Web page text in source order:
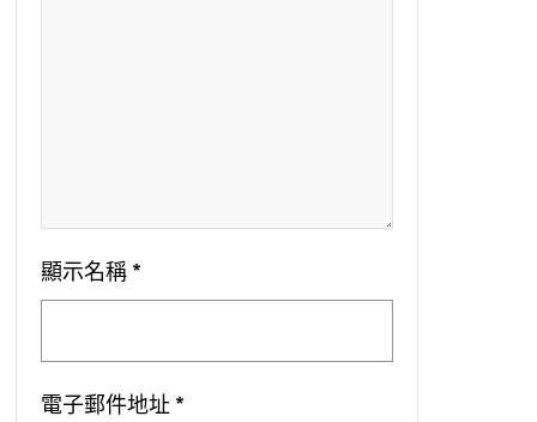
顯示名稱 *
電子郵件地址 *